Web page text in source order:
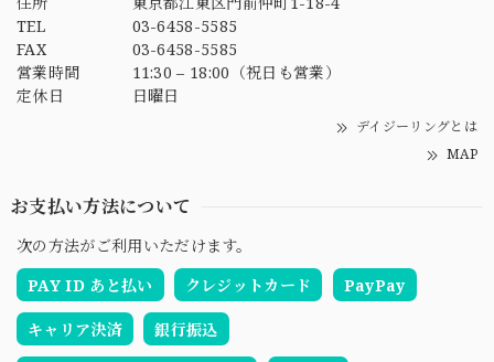
TEL
03-6458-5585
FAX
03-6458-5585
営業時間
11:30 – 18:00（祝日も営業）
定休日
日曜日
デイジーリングとは
MAP
お支払い方法について
次の方法がご利用いただけます。
PAY ID あと払い
クレジットカード PayPay
キャリア決済 銀行振込